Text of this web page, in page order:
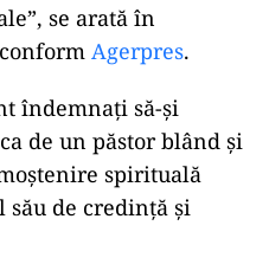
se arată în
Agerpres.
îndemnați să-și
de un păstor blând și
spirituală
de credință și